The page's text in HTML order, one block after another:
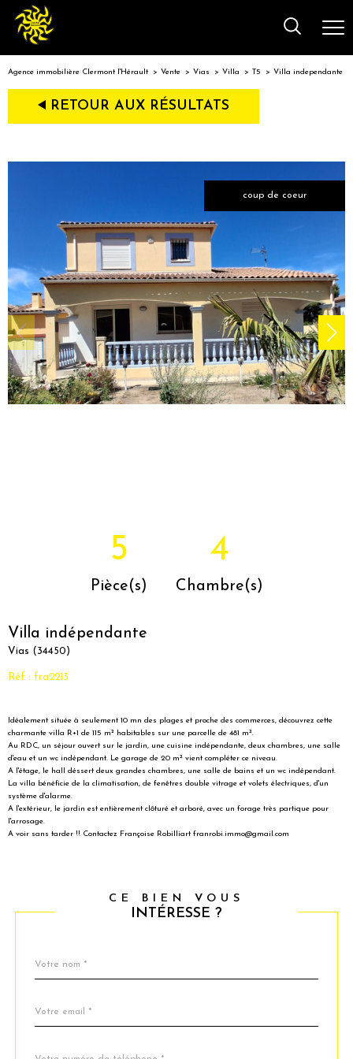
Agence immobilière Clermont l'Hérault Vente Vias Villa T5 Villa independante
RETOUR AUX RÉSULTATS
coup de coeur
5
Pièce(s)
4
Chambre(s)
Villa indépendante
Vias (34450)
Réf : fra2213
Idéalement située à seulement 10 mn des plages et proche des commerces, découvrez cette
charmante villa R+1 de 115 m² habitables sur une parcelle de 481 m².
Au RDC, un séjour ouvert sur le jardin, une cuisine indépendante, deux chambres, une salle
d'eau et un wc indépendant. Le garage de 20 m² vient compléter ce niveau.
A l'étage, le hall déssert deux grandes chambres, une salle de bains et un wc indépendant.
La villa bénéficie de la climatisation, de fenêtres double vitrage et volets électriques, d'un
système d'alarme.
A l'extérieur, le jardin est entièrement clôturé et arboré, avec un forage très partique pour
l'arrosage.
A voir sans tarder !! Contactez Françoise Robilliart franrobi.immo@gmail.com
CE BIEN VOUS
INTÉRESSE ?
*
*